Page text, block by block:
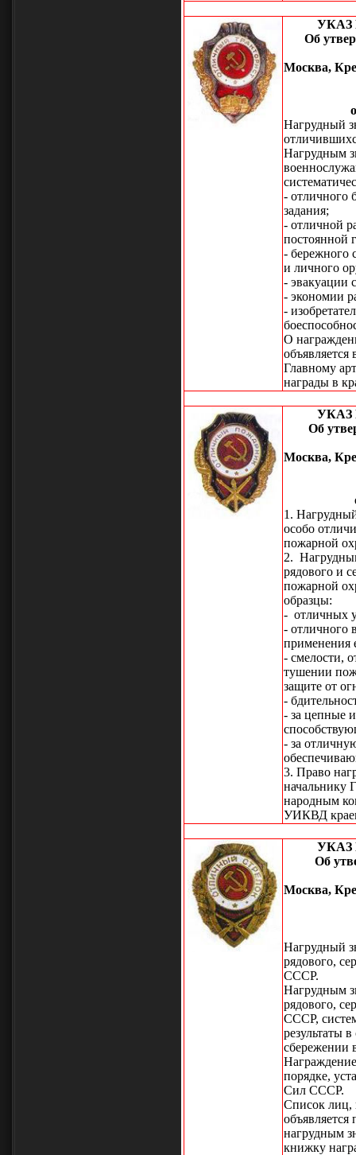
УКАЗ
Об
Москва,
Нагрудный
Нагрудным
- отличного
задания;
- отличной
постоянной
- бережного
и личного
- эвакуации
- экономии
-
О
Главному
награды в
УКАЗ
Об
Москва,
1.
особо
пожарной
2.
рядового и
пожарной
образцы:
- отличных
- отличного
применения
- смелости,
тушении
защите от
-
- за цепные
- за
3. Право
начальнику
народным
УИКВД краев
УКАЗ
Об
Москва,
Нагрудный
рядового,
СССР.
Нагрудным
рядового,
СССР,
результаты
сбережении
порядке,
Сил СССР.
Список лиц,
нагрудным
книжку